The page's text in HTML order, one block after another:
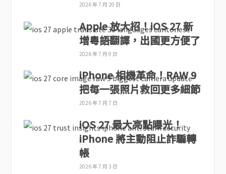
2026 年 7 月 20 日
Apple 放大招！iOS 27 新
增粵語翻譯，出國更方便了
2026 年 7 月 9 日
iPhone 相機革命！RAW 9
把每一張照片救回更多細節
2026 年 7 月 7 日
iOS 27 最大亮點曝光！
iPhone 將主動阻止詐騙轉
帳
2026 年 7 月 3 日